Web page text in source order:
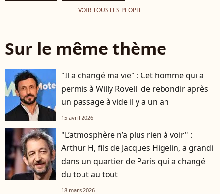
VOIR TOUS LES PEOPLE
Sur le même thème
"Il a changé ma vie" : Cet homme qui a
permis à Willy Rovelli de rebondir après
un passage à vide il y a un an
15 avril 2026
"L’atmosphère n’a plus rien à voir" :
Arthur H, fils de Jacques Higelin, a grandi
dans un quartier de Paris qui a changé
du tout au tout
18 mars 2026